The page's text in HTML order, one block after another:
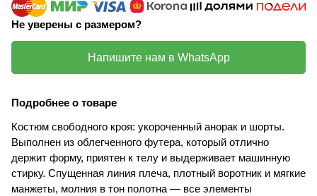
Не уверены с размером?
Напишите нам в WhatsApp
Подробнее о товаре
Костюм свободного кроя: укороченный анорак и шорты.
Выполнен из облегченного футера, который отлично
держит форму, приятен к телу и выдерживает машинную
стирку. Спущенная линия плеча, плотный воротник и мягкие
манжеты, молния в тон полотна — все элементы